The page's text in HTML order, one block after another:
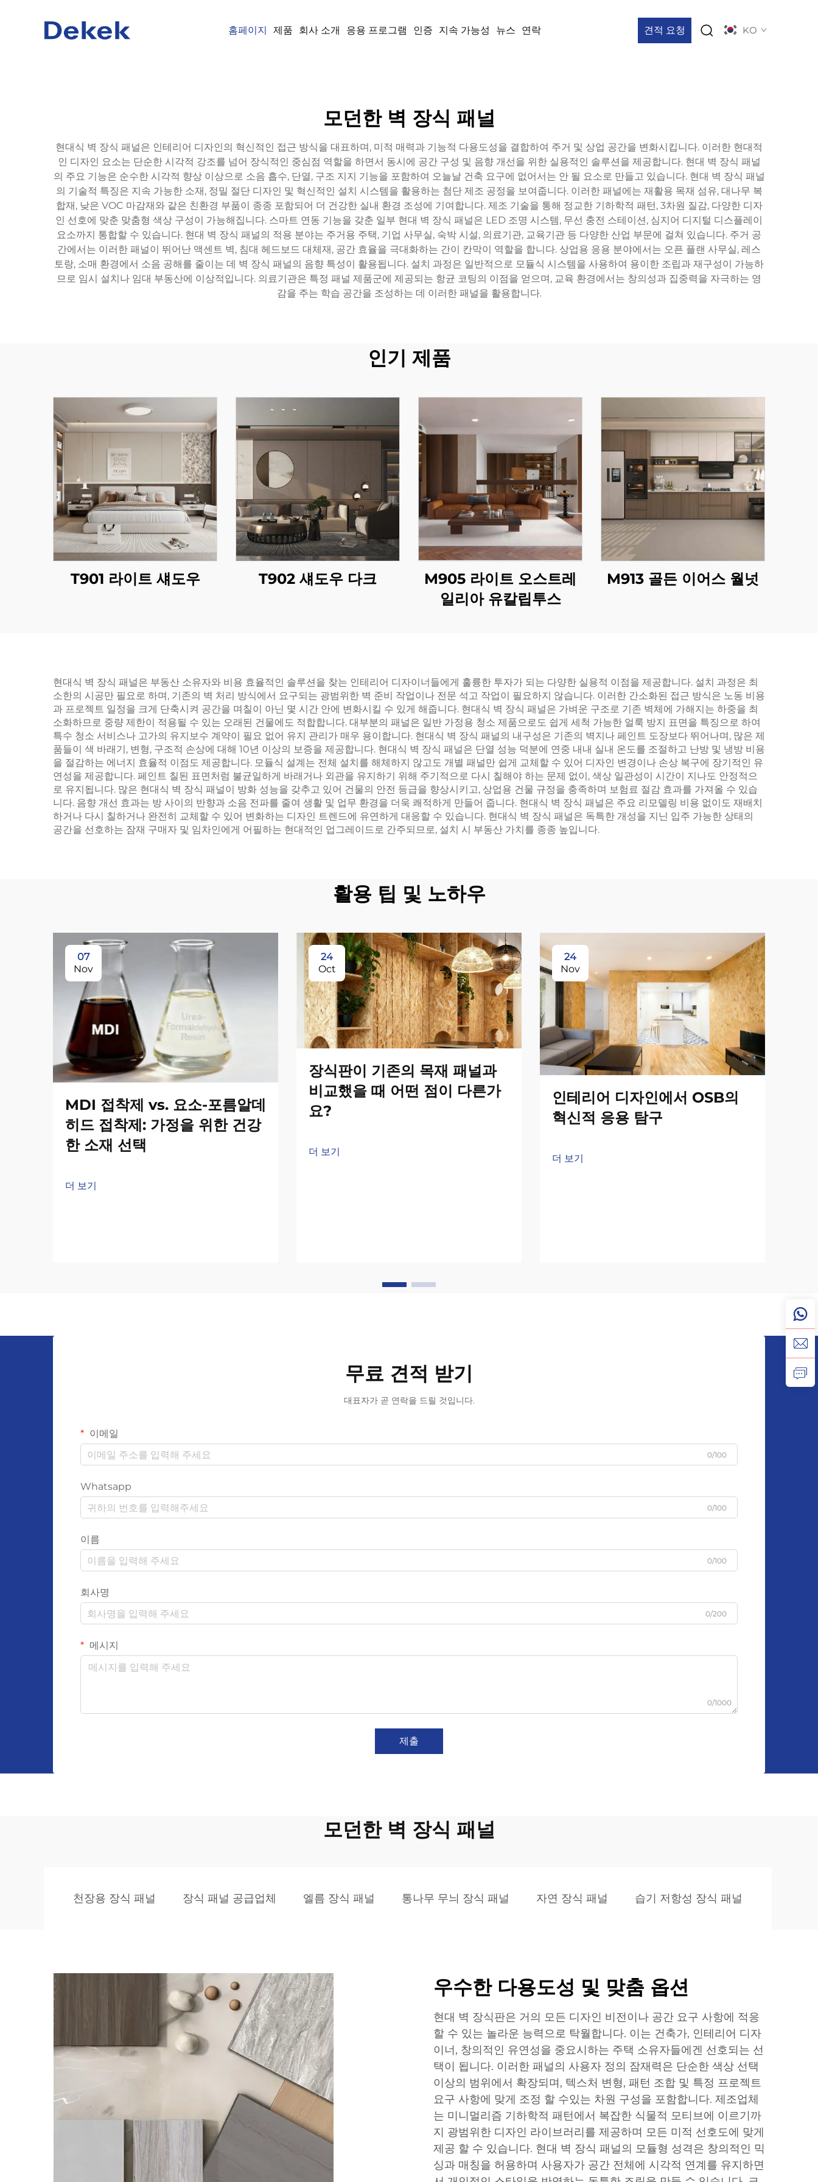
홈페이지 제품 회사 소개 응용 프로그램 인증 지속 가능성 뉴스 연락 견적 요청 KO
모던한 벽 장식 패널
현대식 벽 장식 패널은 인테리어 디자인의 혁신적인 접근 방식을 대표하며, 미적 매력과 기능적 다용도성을 결합하여 주거 및 상업 공간을 변화시킵니다. 이러한 현대적
인 디자인 요소는 단순한 시각적 강조를 넘어 장식적인 중심점 역할을 하면서 동시에 공간 구성 및 음향 개선을 위한 실용적인 솔루션을 제공합니다. 현대 벽 장식 패널
의 주요 기능은 순수한 시각적 향상 이상으로 소음 흡수, 단열, 구조 지지 기능을 포함하여 오늘날 건축 요구에 없어서는 안 될 요소로 만들고 있습니다. 현대 벽 장식 패널
의 기술적 특징은 지속 가능한 소재, 정밀 절단 디자인 및 혁신적인 설치 시스템을 활용하는 첨단 제조 공정을 보여줍니다. 이러한 패널에는 재활용 목재 섬유, 대나무 복
합재, 낮은 VOC 마감재와 같은 친환경 부품이 종종 포함되어 더 건강한 실내 환경 조성에 기여합니다. 제조 기술을 통해 정교한 기하학적 패턴, 3차원 질감, 다양한 디자
인 선호에 맞춘 맞춤형 색상 구성이 가능해집니다. 스마트 연동 기능을 갖춘 일부 현대 벽 장식 패널은 LED 조명 시스템, 무선 충전 스테이션, 심지어 디지털 디스플레이
요소까지 통합할 수 있습니다. 현대 벽 장식 패널의 적용 분야는 주거용 주택, 기업 사무실, 숙박 시설, 의료기관, 교육기관 등 다양한 산업 부문에 걸쳐 있습니다. 주거 공
간에서는 이러한 패널이 뛰어난 액센트 벽, 침대 헤드보드 대체재, 공간 효율을 극대화하는 간이 칸막이 역할을 합니다. 상업용 응용 분야에서는 오픈 플랜 사무실, 레스
토랑, 소매 환경에서 소음 공해를 줄이는 데 벽 장식 패널의 음향 특성이 활용됩니다. 설치 과정은 일반적으로 모듈식 시스템을 사용하여 용이한 조립과 재구성이 가능하
므로 임시 설치나 임대 부동산에 이상적입니다. 의료기관은 특정 패널 제품군에 제공되는 항균 코팅의 이점을 얻으며, 교육 환경에서는 창의성과 집중력을 자극하는 영
감을 주는 학습 공간을 조성하는 데 이러한 패널을 활용합니다.
인기 제품
T901 라이트 섀도우 T902 섀도우 다크
M905 라이트 오스트레
일리아 유칼립투스
M913 골든 이어스 월넛
현대식 벽 장식 패널은 부동산 소유자와 비용 효율적인 솔루션을 찾는 인테리어 디자이너들에게 훌륭한 투자가 되는 다양한 실용적 이점을 제공합니다. 설치 과정은 최
소한의 시공만 필요로 하며, 기존의 벽 처리 방식에서 요구되는 광범위한 벽 준비 작업이나 전문 석고 작업이 필요하지 않습니다. 이러한 간소화된 접근 방식은 노동 비용
과 프로젝트 일정을 크게 단축시켜 공간을 며칠이 아닌 몇 시간 안에 변화시킬 수 있게 해줍니다. 현대식 벽 장식 패널은 가벼운 구조로 기존 벽체에 가해지는 하중을 최
소화하므로 중량 제한이 적용될 수 있는 오래된 건물에도 적합합니다. 대부분의 패널은 일반 가정용 청소 제품으로도 쉽게 세척 가능한 얼룩 방지 표면을 특징으로 하여
특수 청소 서비스나 고가의 유지보수 계약이 필요 없어 유지 관리가 매우 용이합니다. 현대식 벽 장식 패널의 내구성은 기존의 벽지나 페인트 도장보다 뛰어나며, 많은 제
품들이 색 바래기, 변형, 구조적 손상에 대해 10년 이상의 보증을 제공합니다. 현대식 벽 장식 패널은 단열 성능 덕분에 연중 내내 실내 온도를 조절하고 난방 및 냉방 비용
을 절감하는 에너지 효율적 이점도 제공합니다. 모듈식 설계는 전체 설치를 해체하지 않고도 개별 패널만 쉽게 교체할 수 있어 디자인 변경이나 손상 복구에 장기적인 유
연성을 제공합니다. 페인트 칠된 표면처럼 불균일하게 바래거나 외관을 유지하기 위해 주기적으로 다시 칠해야 하는 문제 없이, 색상 일관성이 시간이 지나도 안정적으
로 유지됩니다. 많은 현대식 벽 장식 패널이 방화 성능을 갖추고 있어 건물의 안전 등급을 향상시키고, 상업용 건물 규정을 충족하며 보험료 절감 효과를 가져올 수 있습
니다. 음향 개선 효과는 방 사이의 반향과 소음 전파를 줄여 생활 및 업무 환경을 더욱 쾌적하게 만들어 줍니다. 현대식 벽 장식 패널은 주요 리모델링 비용 없이도 재배치
하거나 다시 칠하거나 완전히 교체할 수 있어 변화하는 디자인 트렌드에 유연하게 대응할 수 있습니다. 현대식 벽 장식 패널은 독특한 개성을 지닌 입주 가능한 상태의
공간을 선호하는 잠재 구매자 및 임차인에게 어필하는 현대적인 업그레이드로 간주되므로, 설치 시 부동산 가치를 종종 높입니다.
활용 팁 및 노하우
07
Nov
MDI 접착제 vs. 요소-포름알데
히드 접착제: 가정을 위한 건강
한 소재 선택
더 보기
24
Oct
장식판이 기존의 목재 패널과
비교했을 때 어떤 점이 다른가
요?
더 보기
24
Nov
인테리어 디자인에서 OSB의
혁신적 응용 탐구
더 보기
무료 견적 받기
대표자가 곧 연락을 드릴 것입니다.
이메일
0/100
Whatsapp
0/100
이름
0/100
회사명
0/200
메시지
0/1000
제출
모던한 벽 장식 패널
천장용 장식 패널 장식 패널 공급업체 엘름 장식 패널 통나무 무늬 장식 패널 자연 장식 패널 습기 저항성 장식 패널
우수한 다용도성 및 맞춤 옵션
현대 벽 장식판은 거의 모든 디자인 비전이나 공간 요구 사항에 적응
할 수 있는 놀라운 능력으로 탁월합니다. 이는 건축가, 인테리어 디자
이너, 창의적인 유연성을 중요시하는 주택 소유자들에겐 선호되는 선
택이 됩니다. 이러한 패널의 사용자 정의 잠재력은 단순한 색상 선택
이상의 범위에서 확장되며, 텍스처 변형, 패턴 조합 및 특정 프로젝트
요구 사항에 맞게 조정 할 수있는 차원 구성을 포함합니다. 제조업체
는 미니멀리즘 기하학적 패턴에서 복잡한 식물적 모티브에 이르기까
지 광범위한 디자인 라이브러리를 제공하며 모든 미적 선호도에 맞게
제공 할 수 있습니다. 현대 벽 장식 패널의 모듈형 성격은 창의적인 믹
싱과 매칭을 허용하며 사용자가 공간 전체에 시각적 연계를 유지하면